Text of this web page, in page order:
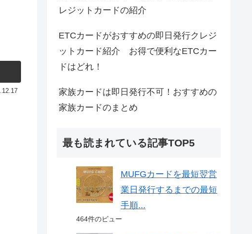
レジットカードの紹介
ETCカードがおすすめの即日発行クレジ
ットカード紹介 お得で便利なETCカー
ドはどれ！
家族カードは即日発行不可！おすすめの
家族カードのまとめ
最も読まれている記事TOP5
MUFGカードを最短翌営
業日発行するまでの最短
手順...
464件のビュー